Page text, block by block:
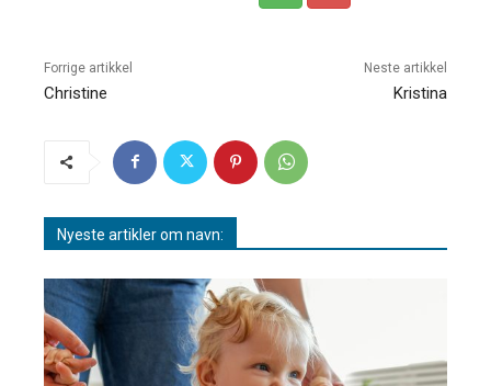
Forrige artikkel
Christine
Neste artikkel
Kristina
Nyeste artikler om navn: